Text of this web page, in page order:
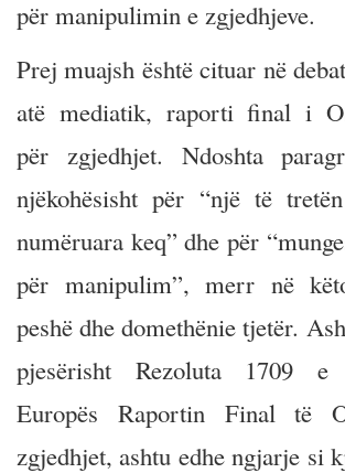
për manipulimin e zgjedhjeve.
Prej muajsh është cituar në
atë mediatik, raporti final i
për zgjedhjet. Ndoshta
njëkohësisht për “një të
numëruara keq” dhe për
për manipulim”, merr në
peshë dhe domethënie tjetër.
pjesërisht Rezoluta 1709
Europës Raportin Final të
zgjedhjet, ashtu edhe ngjarje si